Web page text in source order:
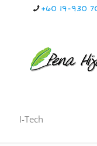
+60 19-930
I-Tech